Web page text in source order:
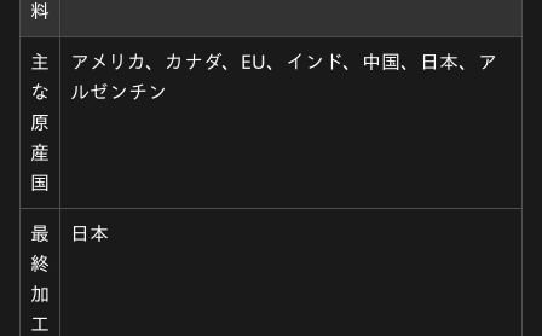
料
主
な
原
産
国
アメリカ、カナダ、EU、インド、中国、日本、ア
ルゼンチン
最
終
加
工
日本